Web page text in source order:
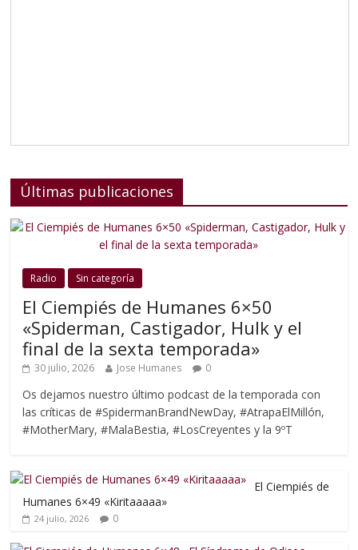
Últimas publicaciones
Radio Sin categoría
El Ciempiés de Humanes 6×50
«Spiderman, Castigador, Hulk y el
final de la sexta temporada»
30 julio, 2026 Jose Humanes 0
Os dejamos nuestro último podcast de la temporada con
las críticas de #SpidermanBrandNewDay, #AtrapaElMillón,
#MotherMary, #MalaBestia, #LosCreyentes y la 9ºT
El Ciempiés de
Humanes 6×49 «Kiritaaaaa»
24 julio, 2026 0